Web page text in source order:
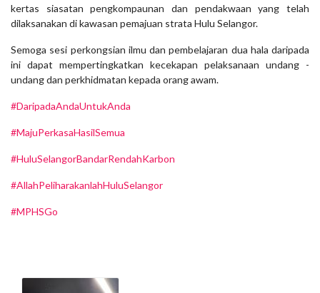
kertas siasatan pengkompaunan dan pendakwaan yang telah
dilaksanakan di kawasan pemajuan strata Hulu Selangor.
Semoga sesi perkongsian ilmu dan pembelajaran dua hala daripada
ini dapat mempertingkatkan kecekapan pelaksanaan undang -
undang dan perkhidmatan kepada orang awam.
#DaripadaAndaUntukAnda
#MajuPerkasaHasilSemua
#HuluSelangorBandarRendahKarbon
#AllahPeliharakanlahHuluSelangor
#MPHSGo